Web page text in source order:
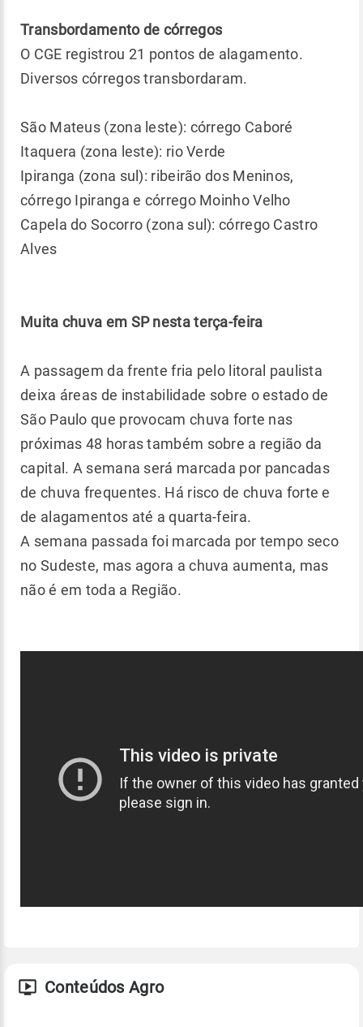
Transbordamento de córregos
O CGE registrou 21 pontos de alagamento.
Diversos córregos transbordaram.
São Mateus (zona leste): córrego Caboré
Itaquera (zona leste): rio Verde
Ipiranga (zona sul): ribeirão dos Meninos,
córrego Ipiranga e córrego Moinho Velho
Capela do Socorro (zona sul): córrego Castro
Alves
Muita chuva em SP nesta terça-feira
A passagem da frente fria pelo litoral paulista
deixa áreas de instabilidade sobre o estado de
São Paulo que provocam chuva forte nas
próximas 48 horas também sobre a região da
capital. A semana será marcada por pancadas
de chuva frequentes. Há risco de chuva forte e
de alagamentos até a quarta-feira.
A semana passada foi marcada por tempo seco
no Sudeste, mas agora a chuva aumenta, mas
não é em toda a Região.
Conteúdos Agro